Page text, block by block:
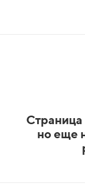
Страница
но еще